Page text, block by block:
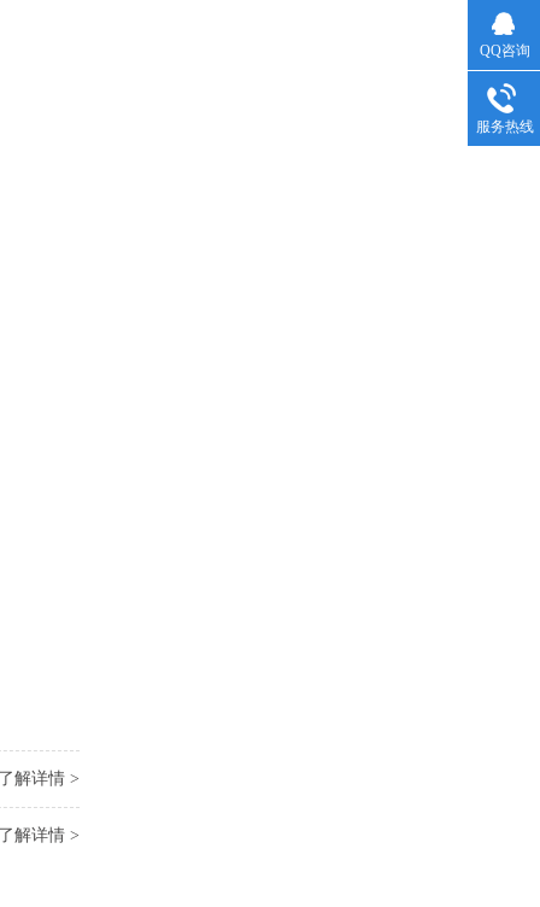
了解详情 >
了解详情 >
QQ咨询
服务热线